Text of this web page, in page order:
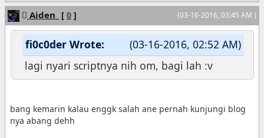
(03-16-2016, 03:45 AM )
Aiden_ [ 0 ]
(03-16-2016, 02:52 AM)
fi0c0der Wrote:
lagi nyari scriptnya nih om, bagi lah :v
bang kemarin kalau enggk salah ane pernah kunjungi blog
nya abang dehh